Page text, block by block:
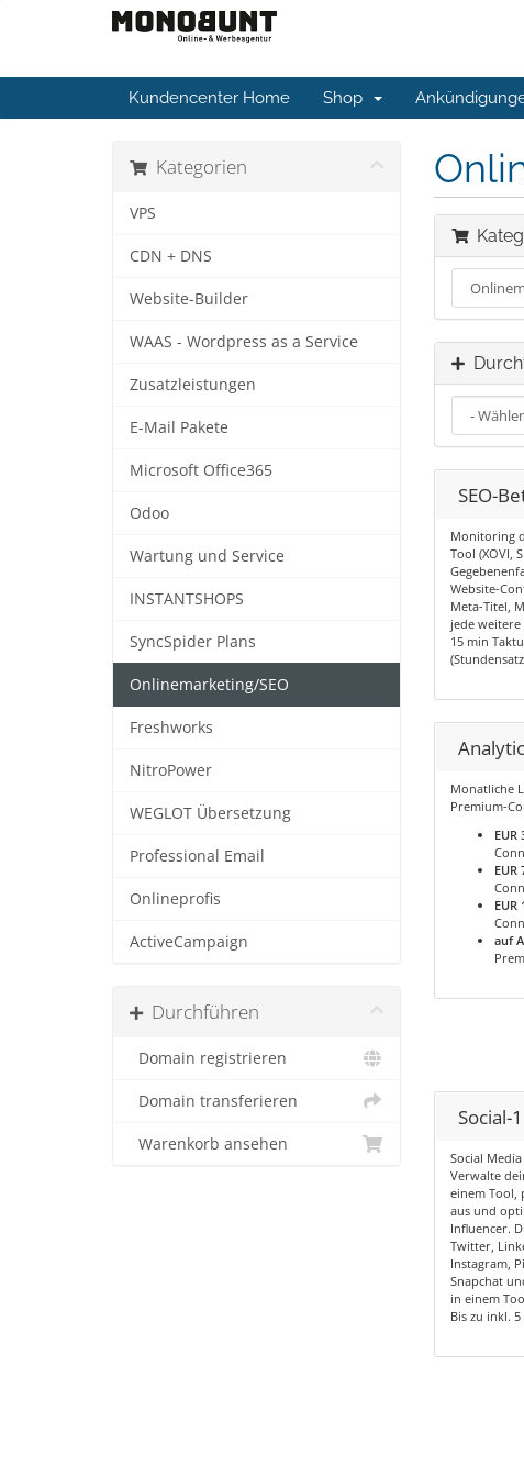
Kundencenter Home Shop
Kategorien
VPS
CDN + DNS
Website-Builder
WAAS - Wordpress as a Service
Zusatzleistungen
E-Mail Pakete
Microsoft Office365
Odoo
Wartung und Service
INSTANTSHOPS
SyncSpider Plans
Onlinemarketing/SEO
Freshworks
NitroPower
WEGLOT Übersetzung
Professional Email
Onlineprofis
ActiveCampaign
Durchführen
Domain registrieren
Domain transferieren
Warenkorb ansehen
SEO-
Monitoring
Tool (XOVI,
Website-
Meta-Titel,
jede
15 min
Monatliche
Premium-
EUR
EUR
EUR
auf
Social-1
Social
Verwalte
einem Tool,
aus und
Influencer.
Twitter,
Instagram,
Snapchat
in einem
Bis zu inkl. 5